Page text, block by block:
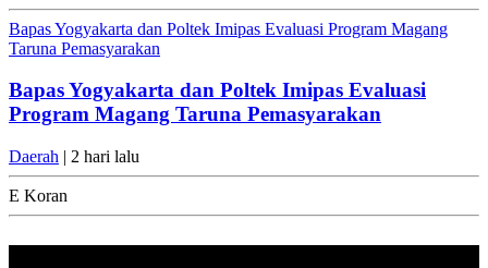
Bapas Yogyakarta dan Poltek Imipas Evaluasi Program Magang
Taruna Pemasyarakan
Bapas Yogyakarta dan Poltek Imipas Evaluasi
Program Magang Taruna Pemasyarakan
Daerah | 2 hari lalu
E Koran